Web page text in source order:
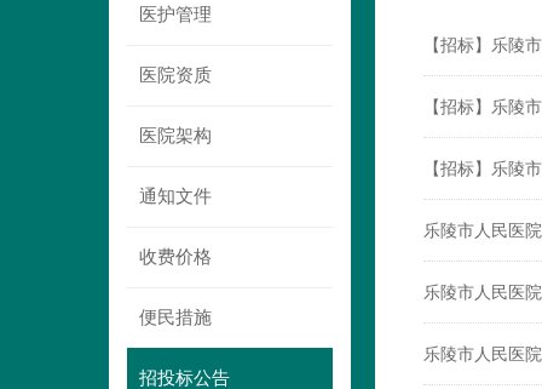
医护管理
医院资质
医院架构
通知文件
收费价格
便民措施
招投标公告
【招标】乐陵
【招标】乐陵
【招标】乐陵
乐陵市人民医
乐陵市人民医
乐陵市人民医